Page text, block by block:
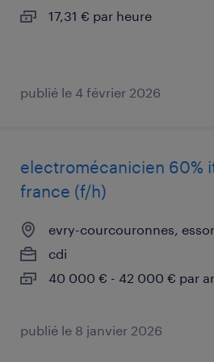
17,31 € par heure
publié le 4 février 2026
electromécanicien 60%
france (f/h)
evry-courcouronnes,
cdi
40 000 € - 42 000 € par
publié le 8 janvier 2026